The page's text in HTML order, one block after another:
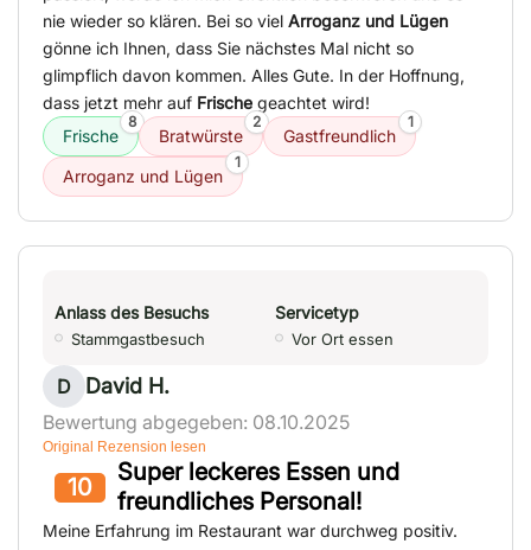
nie wieder so klären. Bei so viel Arroganz und Lügen
gönne ich Ihnen, dass Sie nächstes Mal nicht so
glimpflich davon kommen. Alles Gute. In der Hoffnung,
dass jetzt mehr auf Frische geachtet wird!
Frische
8
Bratwürste
2
Gastfreundlich
1
Arroganz und Lügen
1
Anlass des Besuchs
Stammgastbesuch
Servicetyp
Vor Ort essen
D David H.
Bewertung abgegeben: 08.10.2025
Original Rezension lesen
10
Super leckeres Essen und
freundliches Personal!
Meine Erfahrung im Restaurant war durchweg positiv.